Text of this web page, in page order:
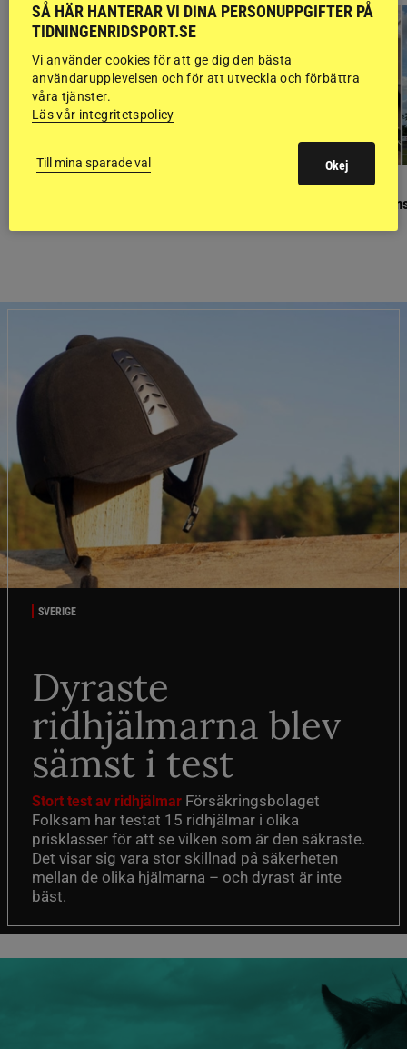
GÄSTBLOGGEN
Så gick det på
SVERIGE
Dyraste
ridhjälmarna blev
sämst i test
Stort test av ridhjälmar Försäkringsbolaget
Folksam har testat 15 ridhjälmar i olika
prisklasser för att se vilken som är den säkraste.
Det visar sig vara stor skillnad på säkerheten
mellan de olika hjälmarna – och dyrast är inte
bäst.
SÅ HÄR HANTERAR VI DINA PERSONUPPGIFTER PÅ
TIDNINGENRIDSPORT.SE
Vi använder cookies för att ge dig den bästa
användarupplevelsen och för att utveckla och förbättra
våra tjänster.
Läs vår integritetspolicy
Till mina sparade val Okej